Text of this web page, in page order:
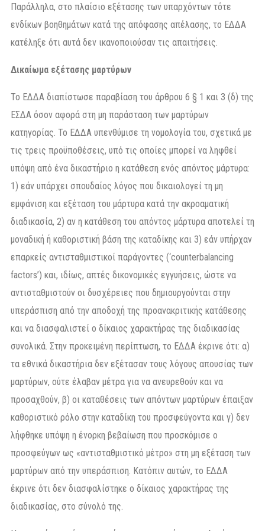
Παράλληλα, στο πλαίσιο εξέτασης των υπαρχόντων τότε
ενδίκων βοηθημάτων κατά της απόφασης απέλασης, το ΕΔΔΑ
κατέληξε ότι αυτά δεν ικανοποιούσαν τις απαιτήσεις.
Δικαίωμα εξέτασης μαρτύρων
Το ΕΔΔΑ διαπίστωσε παραβίαση του άρθρου 6 § 1 και 3 (δ) της
ΕΣΔΑ όσον αφορά στη μη παράσταση των μαρτύρων
κατηγορίας. Το ΕΔΔΑ υπενθύμισε τη νομολογία του, σχετικά με
τις τρεις προϋποθέσεις, υπό τις οποίες μπορεί να ληφθεί
υπόψη από ένα δικαστήριο η κατάθεση ενός απόντος μάρτυρα:
1) εάν υπάρχει σπουδαίος λόγος που δικαιολογεί τη μη
εμφάνιση και εξέταση του μάρτυρα κατά την ακροαματική
διαδικασία, 2) αν η κατάθεση του απόντος μάρτυρα αποτελεί τη
μοναδική ή καθοριστική βάση της καταδίκης και 3) εάν υπήρχαν
επαρκείς αντισταθμιστικοί παράγοντες (‘counterbalancing
factors’) και, ιδίως, απτές δικονομικές εγγυήσεις, ώστε να
αντισταθμιστούν οι δυσχέρειες που δημιουργούνται στην
υπεράσπιση από την αποδοχή της προανακριτικής κατάθεσης
και να διασφαλιστεί ο δίκαιος χαρακτήρας της διαδικασίας
συνολικά. Στην προκειμένη περίπτωση, το ΕΔΔΑ έκρινε ότι: α)
τα εθνικά δικαστήρια δεν εξέτασαν τους λόγους απουσίας των
μαρτύρων, ούτε έλαβαν μέτρα για να ανευρεθούν και να
προσαχθούν, β) οι καταθέσεις των απόντων μαρτύρων έπαιξαν
καθοριστικό ρόλο στην καταδίκη του προσφεύγοντα και γ) δεν
λήφθηκε υπόψη η ένορκη βεβαίωση που προσκόμισε ο
προσφεύγων ως «αντισταθμιστικό μέτρο» στη μη εξέταση των
μαρτύρων από την υπεράσπιση. Κατόπιν αυτών, το ΕΔΔΑ
έκρινε ότι δεν διασφαλίστηκε ο δίκαιος χαρακτήρας της
διαδικασίας, στο σύνολό της.